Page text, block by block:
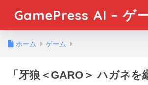
GamePress AI – ゲ
ホーム ゲーム
「牙狼＜GARO＞ ハガネを